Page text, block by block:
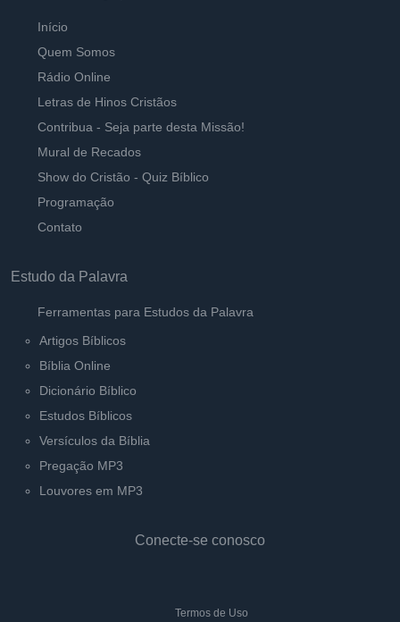
Início
Quem Somos
Rádio Online
Letras de Hinos Cristãos
Contribua - Seja parte desta Missão!
Mural de Recados
Show do Cristão - Quiz Bíblico
Programação
Contato
Estudo da Palavra
Ferramentas para Estudos da Palavra
Artigos Bíblicos
Bíblia Online
Dicionário Bíblico
Estudos Bíblicos
Versículos da Bíblia
Pregação MP3
Louvores em MP3
Conecte-se conosco
Termos de Uso